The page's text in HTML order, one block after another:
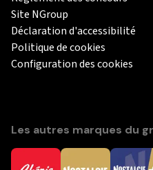
Site NGroup
Déclaration d'accessibilité
Politique de cookies
Configuration des cookies
Les autres marques du